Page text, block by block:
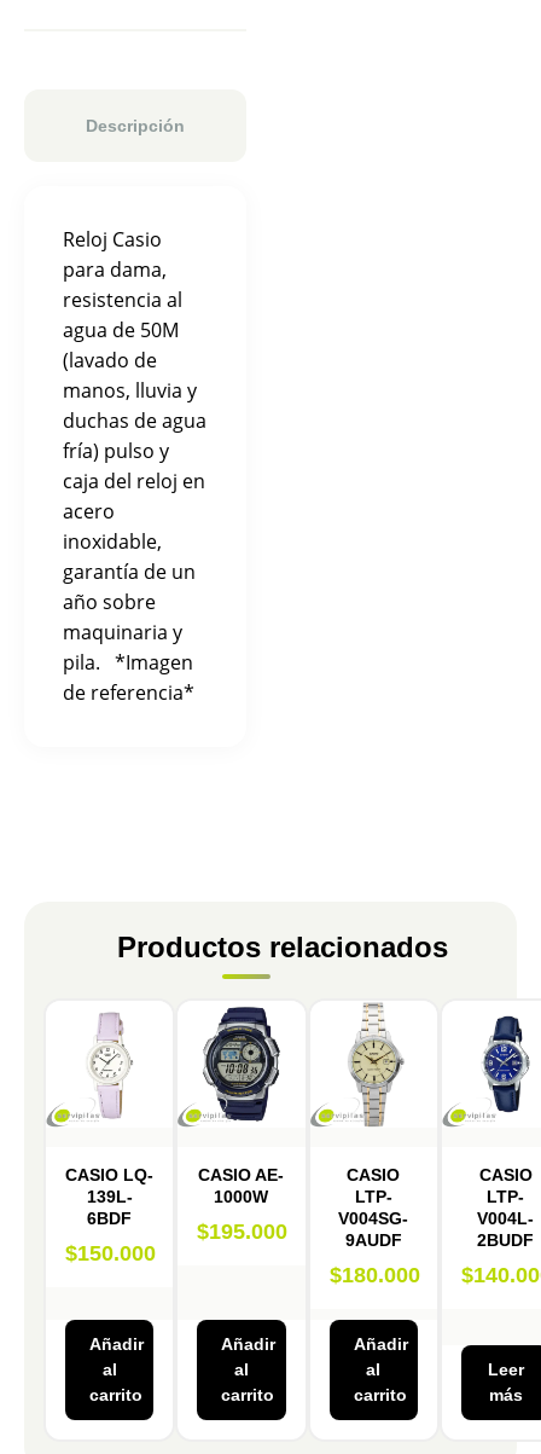
Descripción
Reloj Casio
para dama,
resistencia al
agua de 50M
(lavado de
manos, lluvia y
duchas de agua
fría) pulso y
caja del reloj en
acero
inoxidable,
garantía de un
año sobre
maquinaria y
pila. *Imagen
de referencia*
Productos relacionados
CASIO LQ-
139L-
6BDF
$150.000
Añadir
al
carrito
CASIO AE-
1000W
$195.000
Añadir
al
carrito
CASIO
LTP-
V004SG-
9AUDF
$180.000
Añadir
al
carrito
CASIO
LTP-
V004L-
2BUDF
$
Leer
más